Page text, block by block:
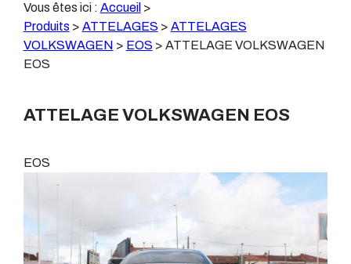
Vous êtes ici : Accueil >
Produits > ATTELAGES > ATTELAGES
VOLKSWAGEN > EOS > ATTELAGE VOLKSWAGEN
EOS
ATTELAGE VOLKSWAGEN EOS
EOS